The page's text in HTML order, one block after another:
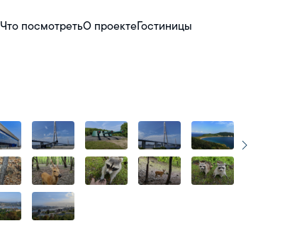
Что посмотретьО проектеГостиницы